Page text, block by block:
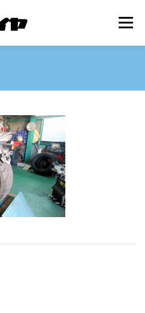
メニュー
INQUIRY
FRIEND’S SITE